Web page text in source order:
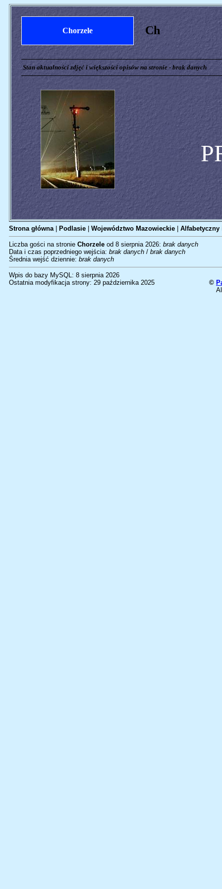
Chorzele Ch
Stan aktualności zdjęć i większości opisów na stronie - brak danych
Strona główna| Podlasie Województwo Mazowieckie
Liczba gości na stronie Chorzele od 8 sierpnia 2026: brak danych
Data i czas poprzedniego wejścia: brak danych / brak danych
Średnia wejść dziennie: brak danych
Wpis do bazy MySQL: 8 sierpnia 2026
Ostatnia modyfikacja strony: 29 października 2025
©